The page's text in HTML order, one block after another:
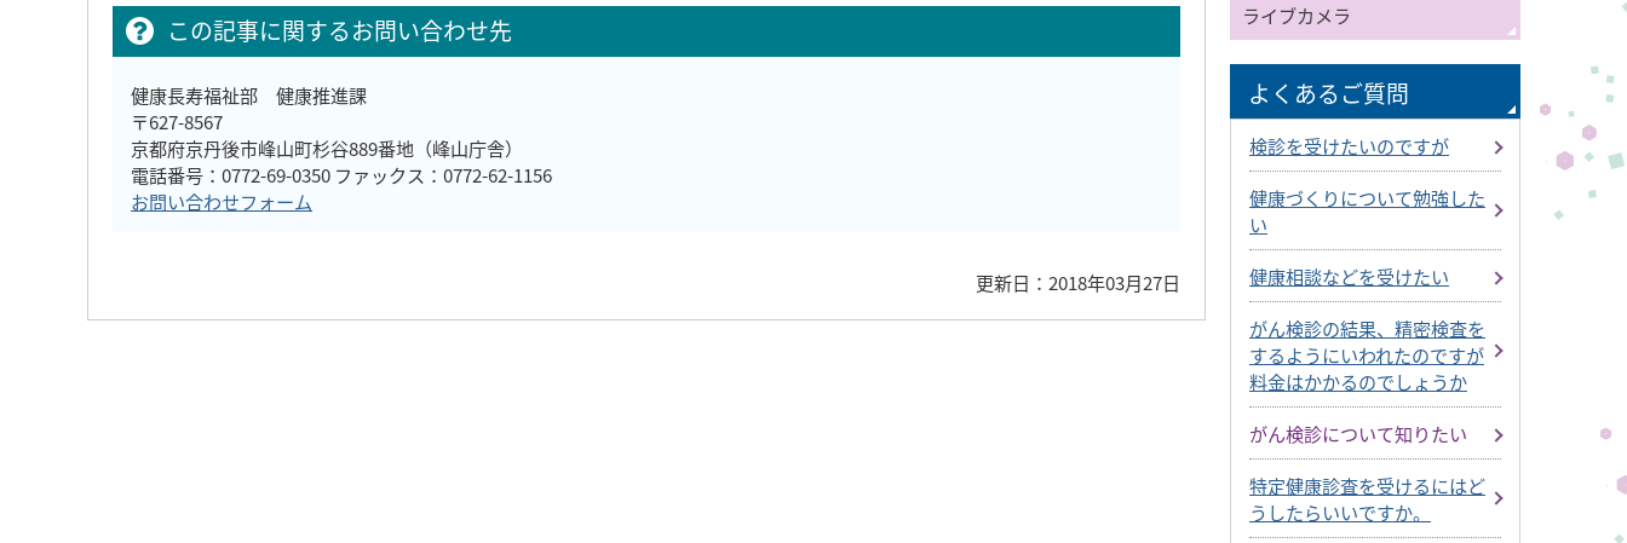
この記事に関するお問い合わせ先
健康長寿福祉部 健康推進課
〒627-8567
京都府京丹後市峰山町杉谷889番地（峰山庁舎）
電話番号：0772-69-0350 ファックス：0772-62-1156
お問い合わせフォーム
更新日：2018年03月27日
ライブカメラ
よくあるご質問
検診を受けたいのですが
健康づくりについて勉強した
い
健康相談などを受けたい
がん検診の結果、精密検査を
するようにいわれたのですが
料金はかかるのでしょうか
がん検診について知りたい
特定健康診査を受けるにはど
うしたらいいですか。